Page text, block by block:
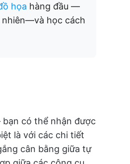
họa hàng đầu —
nhiên—và học cách
có thể nhận được
là với các chi tiết
cân bằng giữa tự